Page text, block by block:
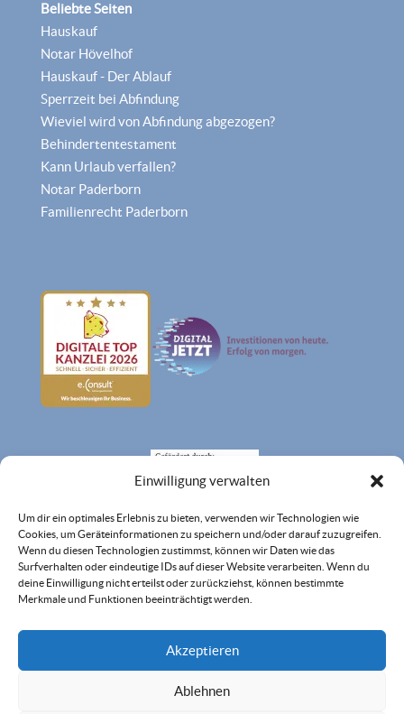
Einwilligung verwalten
Um dir ein optimales Erlebnis zu bieten, verwenden wir Technologien wie
Cookies, um Geräteinformationen zu speichern und/oder darauf zuzugreifen.
Wenn du diesen Technologien zustimmst, können wir Daten wie das
Surfverhalten oder eindeutige IDs auf dieser Website verarbeiten. Wenn du
deine Einwilligung nicht erteilst oder zurückziehst, können bestimmte
Merkmale und Funktionen beeinträchtigt werden.
Akzeptieren
Ablehnen
Beliebte Seiten
Hauskauf
Notar Hövelhof
Hauskauf - Der Ablauf
Sperrzeit bei Abfindung
Wieviel wird von Abfindung abgezogen?
Behindertentestament
Kann Urlaub verfallen?
Notar Paderborn
Familienrecht Paderborn